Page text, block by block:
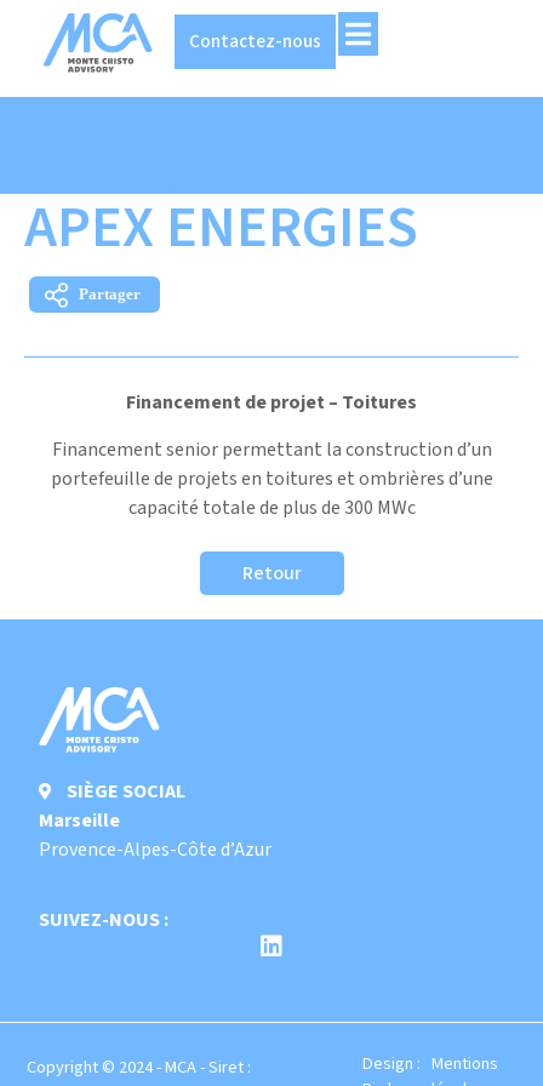
Contactez-nous
APEX ENERGIES
Financement de projet – Toitures
Financement senior permettant la construction d’un
portefeuille de projets en toitures et ombrières d’une
capacité totale de plus de 300 MWc
Retour
SIÈGE SOCIAL
Marseille
Provence-Alpes-Côte d’Azur
SUIVEZ-NOUS :
Copyright © 2024 - MCA - Siret :
Mentions
Design :